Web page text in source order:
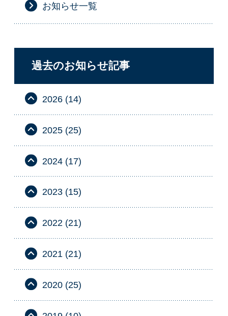
お知らせ一覧
過去のお知らせ記事
2026 (14)
2025 (25)
2024 (17)
2023 (15)
2022 (21)
2021 (21)
2020 (25)